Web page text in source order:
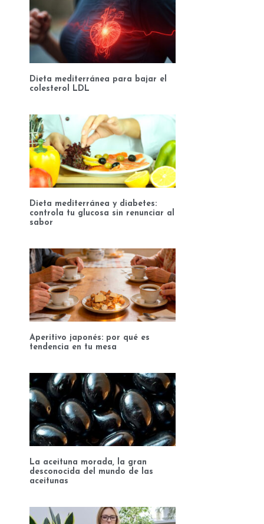
Dieta mediterránea para bajar el
colesterol LDL
Dieta mediterránea y diabetes:
controla tu glucosa sin renunciar al
sabor
Aperitivo japonés: por qué es
tendencia en tu mesa
La aceituna morada, la gran
desconocida del mundo de las
aceitunas